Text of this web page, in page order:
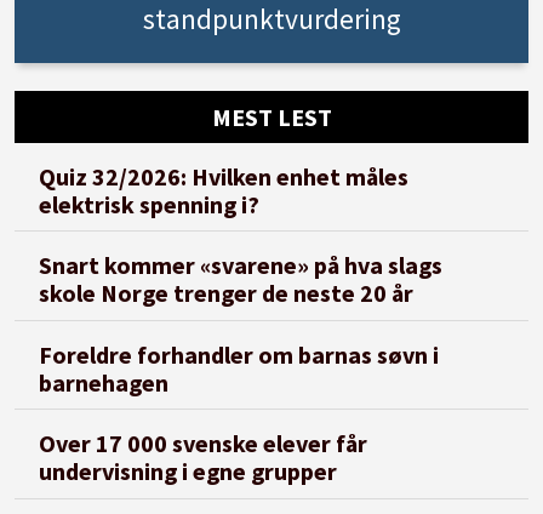
standpunktvurdering
MEST LEST
Quiz 32/2026: Hvilken enhet måles
elektrisk spenning i?
Snart kommer «svarene» på hva slags
skole Norge trenger de neste 20 år
Foreldre forhandler om barnas søvn i
barnehagen
Over 17 000 svenske elever får
undervisning i egne grupper